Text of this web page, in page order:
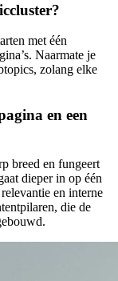
met één
Naarmate je
zolang elke
en een
breed en fungeert
dieper in op één
en interne
die de